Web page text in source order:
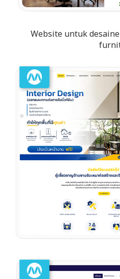
Website untuk